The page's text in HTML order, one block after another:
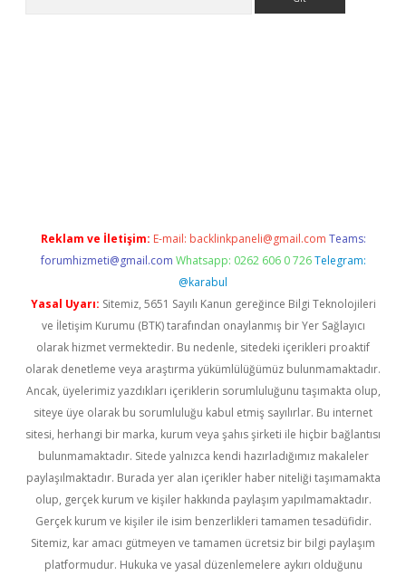
Reklam ve İletişim: E-mail: backlinkpaneli@gmail.com Teams:
forumhizmeti@gmail.com Whatsapp: 0262 606 0 726 Telegram:
@karabul
Yasal Uyarı: Sitemiz, 5651 Sayılı Kanun gereğince Bilgi Teknolojileri
ve İletişim Kurumu (BTK) tarafından onaylanmış bir Yer Sağlayıcı
olarak hizmet vermektedir. Bu nedenle, sitedeki içerikleri proaktif
olarak denetleme veya araştırma yükümlülüğümüz bulunmamaktadır.
Ancak, üyelerimiz yazdıkları içeriklerin sorumluluğunu taşımakta olup,
siteye üye olarak bu sorumluluğu kabul etmiş sayılırlar. Bu internet
sitesi, herhangi bir marka, kurum veya şahıs şirketi ile hiçbir bağlantısı
bulunmamaktadır. Sitede yalnızca kendi hazırladığımız makaleler
paylaşılmaktadır. Burada yer alan içerikler haber niteliği taşımamakta
olup, gerçek kurum ve kişiler hakkında paylaşım yapılmamaktadır.
Gerçek kurum ve kişiler ile isim benzerlikleri tamamen tesadüfidir.
Sitemiz, kar amacı gütmeyen ve tamamen ücretsiz bir bilgi paylaşım
platformudur. Hukuka ve yasal düzenlemelere aykırı olduğunu